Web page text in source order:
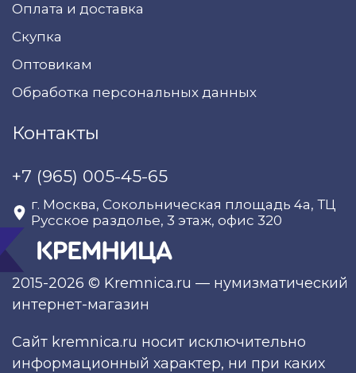
2015-2026 © Kremnica.ru — нумизматический
интернет-магазин
Оплата и доставка
Скупка
Оптовикам
Обработка персональных данных
Контакты
+7 (965) 005-45-65
г. Москва, Сокольническая площадь 4а, ТЦ
Русское раздолье, 3 этаж, офис 320
Сайт kremnica.ru носит исключительно
информационный характер, ни при каких